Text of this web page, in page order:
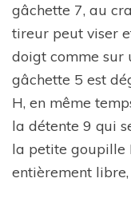
gâchette 7, au
tireur peut viser
doigt comme sur
gâchette 5 est
H, en même
la détente 9 qui
la petite goupille
entièrement libre,